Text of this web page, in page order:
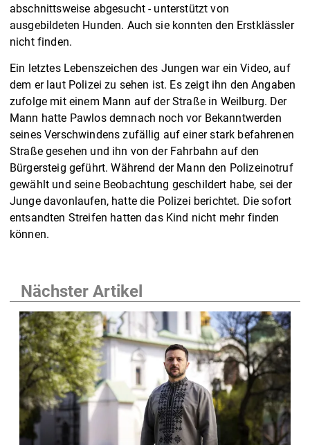
abschnittsweise abgesucht - unterstützt von
ausgebildeten Hunden. Auch sie konnten den Erstklässler
nicht finden.
Ein letztes Lebenszeichen des Jungen war ein Video, auf
dem er laut Polizei zu sehen ist. Es zeigt ihn den Angaben
zufolge mit einem Mann auf der Straße in Weilburg. Der
Mann hatte Pawlos demnach noch vor Bekanntwerden
seines Verschwindens zufällig auf einer stark befahrenen
Straße gesehen und ihn von der Fahrbahn auf den
Bürgersteig geführt. Während der Mann den Polizeinotruf
gewählt und seine Beobachtung geschildert habe, sei der
Junge davonlaufen, hatte die Polizei berichtet. Die sofort
entsandten Streifen hatten das Kind nicht mehr finden
können.
Nächster Artikel